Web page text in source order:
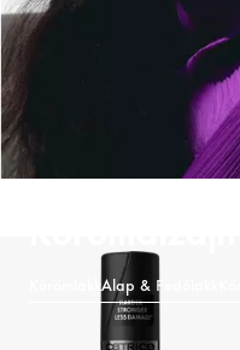
KörömlakkAlap & Fedőlakk